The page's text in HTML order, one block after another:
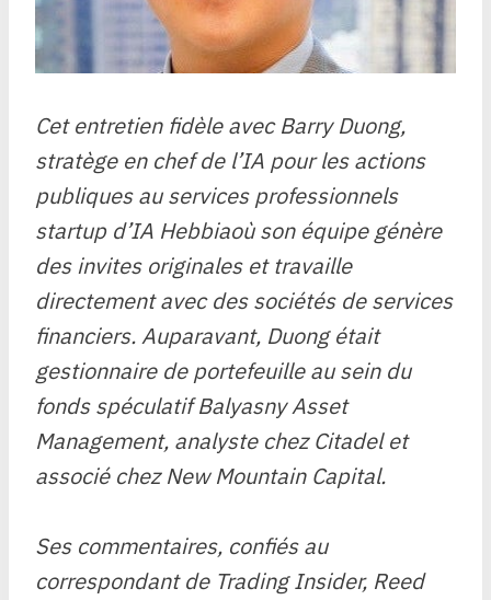
Cet entretien fidèle avec Barry Duong,
stratège en chef de l’IA pour les actions
publiques auservices professionnels
startup d’IA Hebbiaoù son équipe génère
des invites originales et travaille
directement avec des sociétés de services
financiers. Auparavant, Duong était
gestionnaire de portefeuille au sein du
fonds spéculatif Balyasny Asset
Management, analyste chez Citadel et
associé chez New Mountain Capital.
Ses commentaires, confiés au
correspondant de Trading Insider, Reed